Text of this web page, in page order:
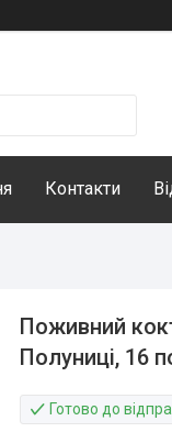
Контакти
Поживний
Полуниці, 16
Готово до